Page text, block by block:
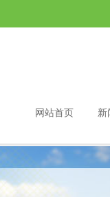
网站首页 新